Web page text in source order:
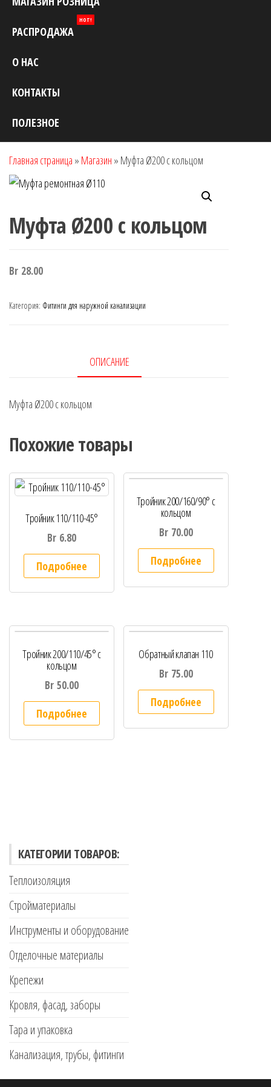
РАСПРОДАЖА
HOT!
О НАС
КОНТАКТЫ
ПОЛЕЗНОЕ
Главная страница » Магазин » Муфта Ø200 с кольцом
Муфта Ø200 с кольцом
Br 28.00
Категория: Фитинги для наружной канализации
ОПИСАНИЕ
Муфта Ø200 с кольцом
Похожие товары
Тройник 110/110-45°
Br 6.80
Подробнее
Тройник 200/160/90° с
кольцом
Br 70.00
Подробнее
Тройник 200/110/45° с
кольцом
Br 50.00
Подробнее
Обратный клапан 110
Br 75.00
Подробнее
КАТЕГОРИИ ТОВАРОВ:
Теплоизоляция
Стройматериалы
Инструменты и оборудование
Отделочные материалы
Крепежи
Кровля, фасад, заборы
Тара и упаковка
Канализация, трубы, фитинги